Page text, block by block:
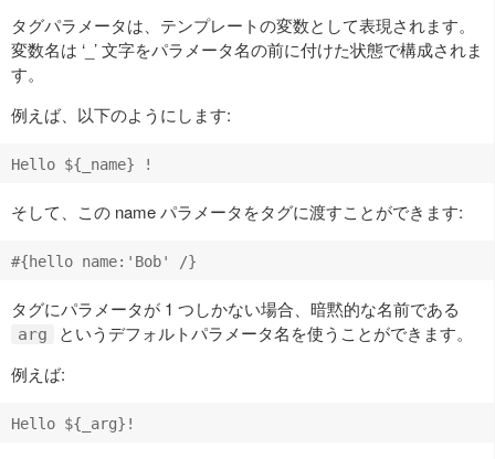
タグパラメータは、テンプレートの変数として表現されます。
変数名は ‘_’ 文字をパラメータ名の前に付けた状態で構成されま
す。
例えば、以下のようにします:
そして、この name パラメータをタグに渡すことができます:
タグにパラメータが 1 つしかない場合、暗黙的な名前である
arg
というデフォルトパラメータ名を使うことができます。
例えば: